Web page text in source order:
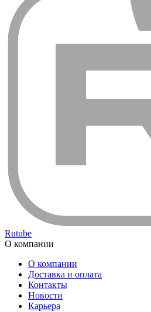
Rutube
О компании
О компании
Доставка и оплата
Контакты
Новости
Карьера